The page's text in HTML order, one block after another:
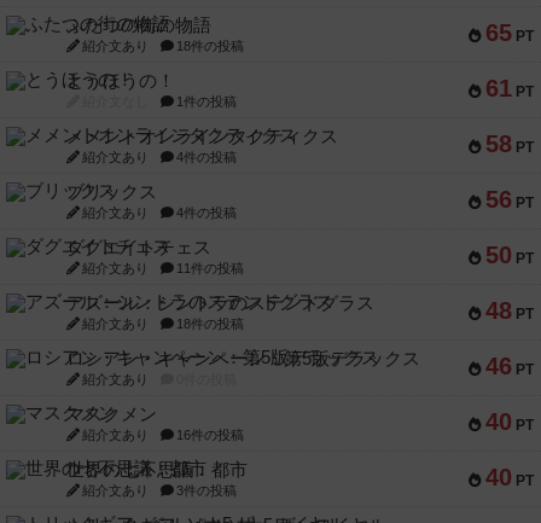
65 PT
ふたつの街の物語
紹介文あり 18件の投稿
61 PT
とうほうの！
1件の投稿
58 PT
メメントオンラインタクティクス
紹介文あり 4件の投稿
56 PT
ブリックス
紹介文あり 4件の投稿
50 PT
ダグエイトチェス
紹介文あり 11件の投稿
48 PT
アズール：シントラのステンドグラス
紹介文あり 18件の投稿
46 PT
ロシアン・キャンペーン：第5版デラックス
紹介文あり
40 PT
マスクメン
紹介文あり 16件の投稿
40 PT
世界の七不思議：都市
紹介文あり 3件の投稿